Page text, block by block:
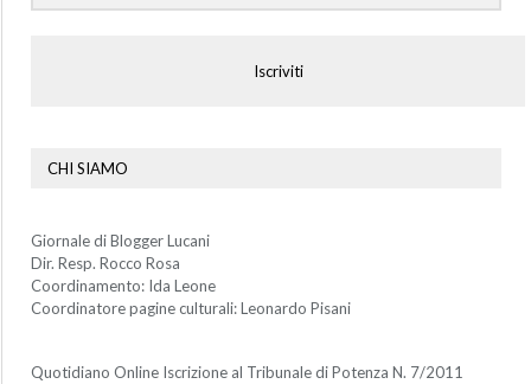
Iscriviti
CHI SIAMO
Giornale di Blogger Lucani
Dir. Resp. Rocco Rosa
Coordinamento: Ida Leone
Coordinatore pagine culturali: Leonardo Pisani
Quotidiano Online Iscrizione al Tribunale di Potenza N. 7/2011